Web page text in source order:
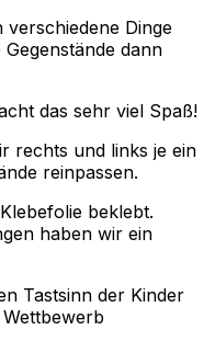
Dinge
dann
das sehr viel Spaß!
rechts und links je ein
reinpassen.
beklebt.
haben wir ein
Tastsinn der Kinder